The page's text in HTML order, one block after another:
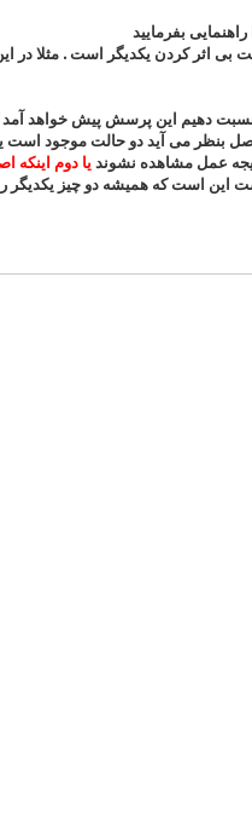
بفرمایید
اثر کردن یکدیگر است . مثلا در
نسبت دهیم این پرسش پیش خواهد آمد
بنظر می آید دو حالت موجود است
عمل مشاهده نشوند یا دوم اینکه
این است که همیشه دو چیز یکدیگر